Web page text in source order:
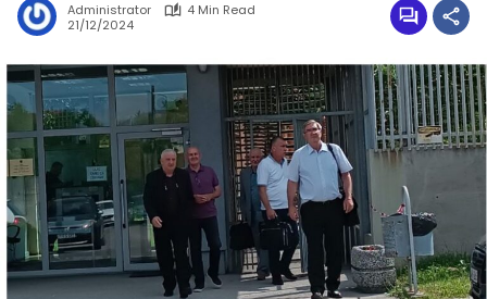
Administrator
4 Min Read
21/12/2024